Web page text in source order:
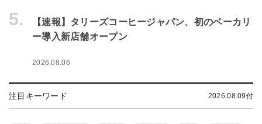
5.
【速報】タリーズコーヒージャパン、初のベーカリ
ー導入新店舗オープン
2026.08.06
注目キーワード 2026.08.09付